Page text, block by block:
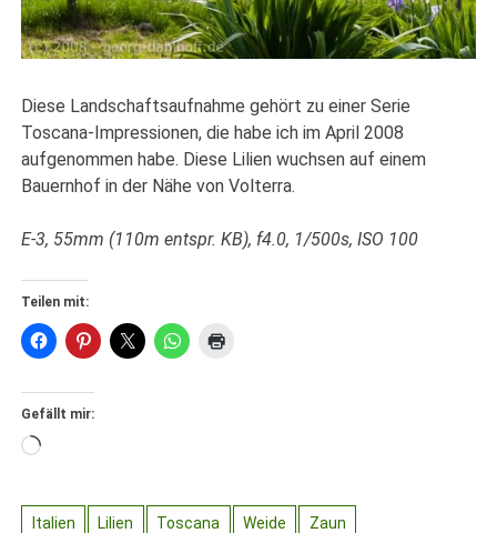
Diese Landschaftsaufnahme gehört zu einer Serie
Toscana-Impressionen, die habe ich im April 2008
aufgenommen habe. Diese Lilien wuchsen auf einem
Bauernhof in der Nähe von Volterra.
E-3, 55mm (110m entspr. KB), f4.0, 1/500s, ISO 100
Teilen mit:
Gefällt mir:
Wird
Italien Lilien Toscana Weide Zaun